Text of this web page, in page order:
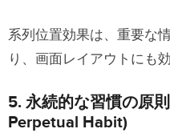
系列位置効果は、重要な
り、画面レイアウトにも
5. 永続的な習慣の原
Perpetual Habit)